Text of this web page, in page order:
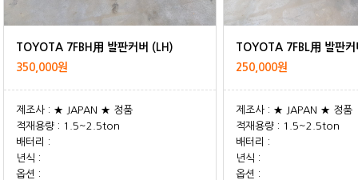
TOYOTA 7FBH用 발판커버 (LH)
350,000원
제조사 : ★ JAPAN ★ 정품
적재용량 : 1.5~2.5ton
배터리 :
년식 :
옵션 :
TOYOTA 7FBL用 발판
250,000원
제조사 : ★ JAPAN ★ 정품
적재용량 : 1.5~2.5ton
배터리 :
년식 :
옵션 :